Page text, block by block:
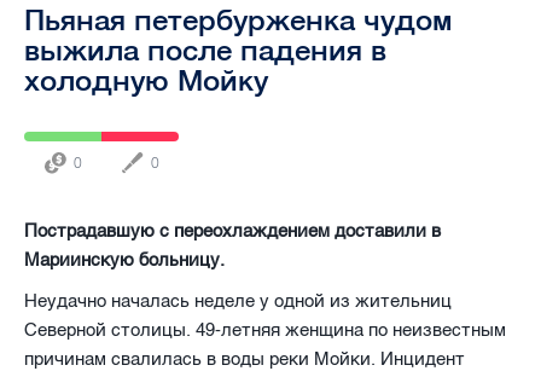
Пьяная петербурженка чудом
выжила после падения в
холодную Мойку
0 0
Пострадавшую с переохлаждением доставили в
Мариинскую больницу.
Неудачно началась неделе у одной из жительниц
Северной столицы. 49-летняя женщина по неизвестным
причинам свалилась в воды реки Мойки. Инцидент